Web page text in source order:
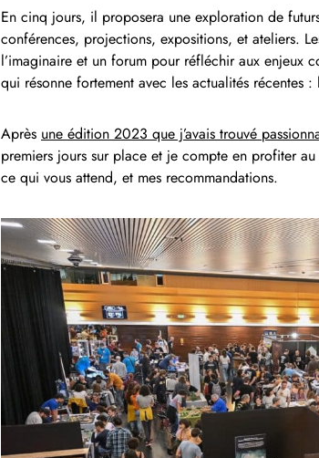
En cinq jours, il proposera une exploration de
conférences, projections, expositions, et ateliers.
l’imaginaire et un forum pour réfléchir aux enjeux
qui résonne fortement avec les actualités récentes :
Après une édition 2023 que j’avais trouvé
premiers jours sur place et je compte en profiter
ce qui vous attend, et mes recommandations.